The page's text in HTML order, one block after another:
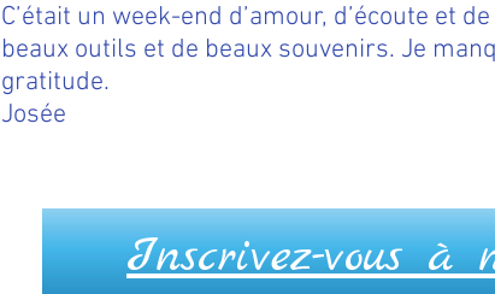
C’était un week-end d’amour, d’écoute et
beaux outils et de beaux souvenirs. Je
Josée
Inscrivez-vous à